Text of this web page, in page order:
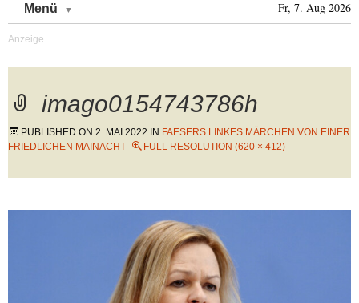
Menü Fr, 7. Aug 2026
imago0154743786h
PUBLISHED ON 2. MAI 2022 IN FAESERS LINKES MÄRCHEN VON EINER
FRIEDLICHEN MAINACHT
FULL RESOLUTION (620 × 412)